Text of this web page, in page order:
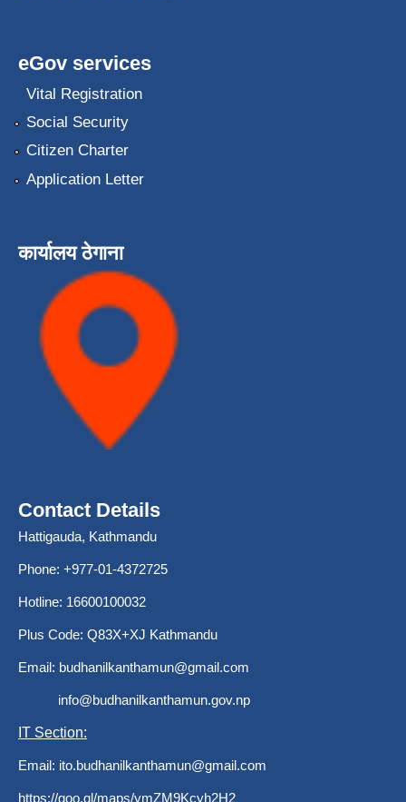
eGov services
Vital Registration
Social Security
Citizen Charter
Application Letter
कार्यालय ठेगाना
Contact Details
Hattigauda, Kathmandu
Phone: +977-01-4372725
Hotline: 16600100032
Plus Code: Q83X+XJ Kathmandu
Email: budhanilkanthamun@gmail.com
info@budhanilkanthamun.gov.np
IT Section:
Email: ito.budhanilkanthamun@gmail.com
https://goo.gl/maps/ymZM9Kcyh2H2